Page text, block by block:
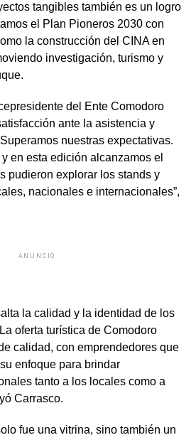
tangibles también es un logro
el Plan Pioneros 2030 con
la construcción del CINA en
investigación, turismo y
del Ente Comodoro
ante la asistencia y
nuestras expectativas.
en esta edición alcanzamos el
pudieron explorar los stands y
nacionales e internacionales”,
ANUNCIO
la calidad y la identidad de los
oferta turística de Comodoro
calidad, con emprendedores que
enfoque para brindar
tanto a los locales como a
Carrasco.
fue una vitrina, sino también un